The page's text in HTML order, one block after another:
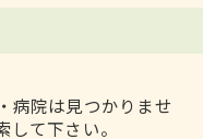
病院は見つかりませ
て下さい。